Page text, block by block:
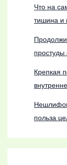
Что на
тишина и
простуды
Крепкая
польза